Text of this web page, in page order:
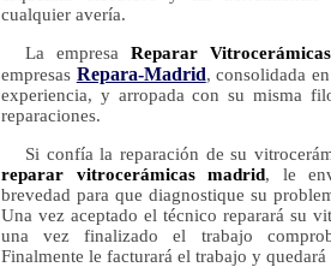
cualquier avería.
La empresa Reparar
empresas Repara-Madrid, consolidada
experiencia, y arropada con su misma
reparaciones.
Si confía la reparación de su
reparar vitrocerámicas madrid, le
brevedad para que diagnostique su
Una vez aceptado el técnico reparará su
una vez finalizado el trabajo
Finalmente le facturará el trabajo y